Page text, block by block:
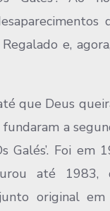
e,
que Deus
a
Galés’. Foi em
até 1983,
original em